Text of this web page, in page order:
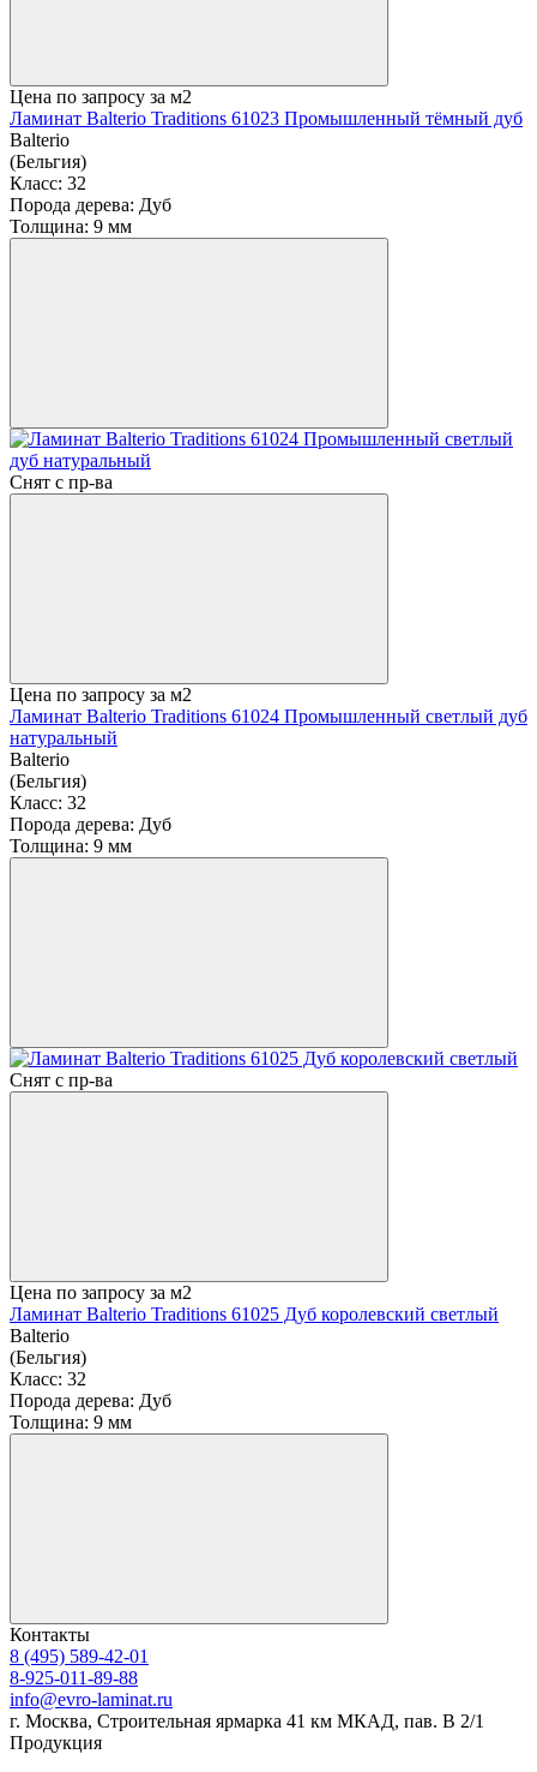
Цена по запросу за м2
Ламинат Balterio Traditions 61023 Промышленный тёмный дуб
Balterio
(Бельгия)
Класс: 32
Порода дерева: Дуб
Толщина: 9 мм
Снят с пр-ва
Цена по запросу за м2
Ламинат Balterio Traditions 61024 Промышленный светлый дуб
натуральный
Balterio
(Бельгия)
Класс: 32
Порода дерева: Дуб
Толщина: 9 мм
Снят с пр-ва
Цена по запросу за м2
Ламинат Balterio Traditions 61025 Дуб королевский светлый
Balterio
(Бельгия)
Класс: 32
Порода дерева: Дуб
Толщина: 9 мм
Контакты
8 (495) 589-42-01
8-925-011-89-88
info@evro-laminat.ru
г. Москва, Строительная ярмарка 41 км МКАД, пав. В 2/1
Продукция